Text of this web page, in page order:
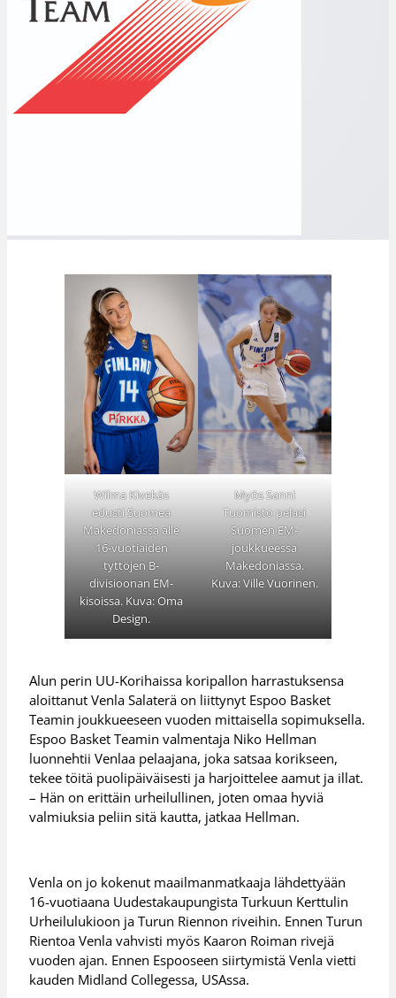
Wilma Kivekäs
edusti Suomea
Makedoniassa alle
16-vuotiaiden
tyttöjen B-
divisioonan EM-
kisoissa. Kuva: Oma
Design.
Myös Sanni
Tuomisto pelasi
Suomen EM-
joukkueessa
Makedoniassa.
Kuva: Ville Vuorinen.
Alun perin UU-Korihaissa koripallon harrastuksensa
aloittanut Venla Salaterä on liittynyt Espoo Basket
Teamin joukkueeseen vuoden mittaisella sopimuksella.
Espoo Basket Teamin valmentaja Niko Hellman
luonnehtii Venlaa pelaajana, joka satsaa korikseen,
tekee töitä puolipäiväisesti ja harjoittelee aamut ja illat.
– Hän on erittäin urheilullinen, joten omaa hyviä
valmiuksia peliin sitä kautta, jatkaa Hellman.
Venla on jo kokenut maailmanmatkaaja lähdettyään
16-vuotiaana Uudestakaupungista Turkuun Kerttulin
Urheilulukioon ja Turun Riennon riveihin. Ennen Turun
Rientoa Venla vahvisti myös Kaaron Roiman rivejä
vuoden ajan. Ennen Espooseen siirtymistä Venla vietti
kauden Midland Collegessa, USAssa.